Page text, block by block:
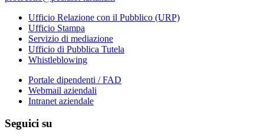
Ufficio Relazione con il Pubblico (URP)
Ufficio Stampa
Servizio di mediazione
Ufficio di Pubblica Tutela
Whistleblowing
Portale dipendenti / FAD
Webmail aziendali
Intranet aziendale
Seguici su